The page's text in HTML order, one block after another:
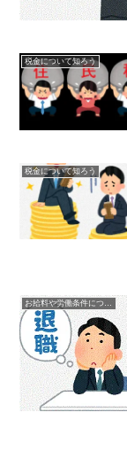
税金について知ろう
税金について知ろう
お給料や労働条件について知ろう